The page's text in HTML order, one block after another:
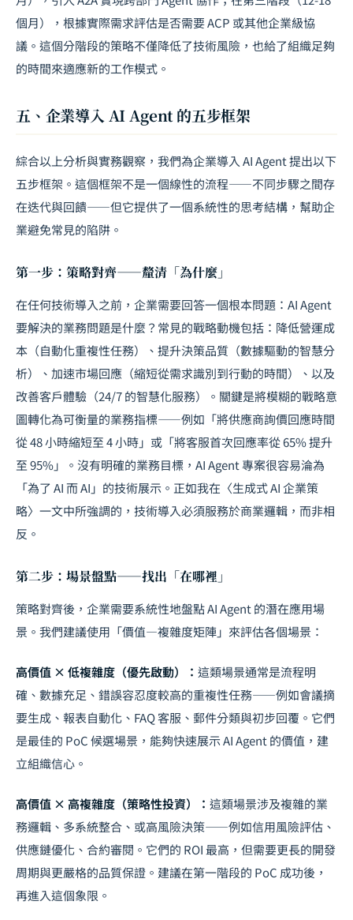
個月），根據實際需求評估是否需要 ACP 或其他企業級協
議。這個分階段的策略不僅降低了技術風險，也給了組織足夠
的時間來適應新的工作模式。
五、企業導入 AI Agent 的五步框架
綜合以上分析與實務觀察，我們為企業導入 AI Agent 提出以下
五步框架。這個框架不是一個線性的流程——不同步驟之間存
在迭代與回饋——但它提供了一個系統性的思考結構，幫助企
業避免常見的陷阱。
第一步：策略對齊——釐清「為什麼」
在任何技術導入之前，企業需要回答一個根本問題：AI Agent
要解決的業務問題是什麼？常見的戰略動機包括：降低營運成
本（自動化重複性任務）、提升決策品質（數據驅動的智慧分
析）、加速市場回應（縮短從需求識別到行動的時間）、以及
改善客戶體驗（24/7 的智慧化服務）。關鍵是將模糊的戰略意
圖轉化為可衡量的業務指標——例如「將供應商詢價回應時間
從 48 小時縮短至 4 小時」或「將客服首次回應率從 65% 提升
至 95%」。沒有明確的業務目標，AI Agent 專案很容易淪為
「為了 AI 而 AI」的技術展示。正如我在 〈生成式 AI 企業策
略〉 一文中所強調的，技術導入必須服務於商業邏輯，而非相
反。
第二步：場景盤點——找出「在哪裡」
策略對齊後，企業需要系統性地盤點 AI Agent 的潛在應用場
景。我們建議使用「價值—複雜度矩陣」來評估各個場景：
高價值 × 低複雜度（優先啟動）： 這類場景通常是流程明
確、數據充足、錯誤容忍度較高的重複性任務——例如會議摘
要生成、報表自動化、FAQ 客服、郵件分類與初步回覆。它們
是最佳的 PoC 候選場景，能夠快速展示 AI Agent 的價值，建
立組織信心。
高價值 × 高複雜度（策略性投資）： 這類場景涉及複雜的業
務邏輯、多系統整合、或高風險決策——例如信用風險評估、
供應鏈優化、合約審閱。它們的 ROI 最高，但需要更長的開發
周期與更嚴格的品質保證。建議在第一階段的 PoC 成功後，
再進入這個象限。